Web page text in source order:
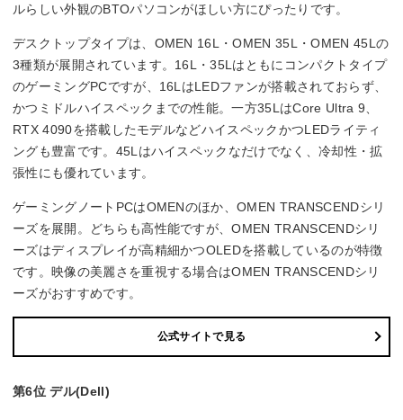
ルらしい外観のBTOパソコンがほしい方にぴったりです。
デスクトップタイプは、OMEN 16L・OMEN 35L・OMEN 45Lの
3種類が展開されています。16L・35Lはともにコンパクトタイプ
のゲーミングPCですが、16LはLEDファンが搭載されておらず、
かつミドルハイスペックまでの性能。一方35LはCore Ultra 9、
RTX 4090を搭載したモデルなどハイスペックかつLEDライティ
ングも豊富です。45Lはハイスペックなだけでなく、冷却性・拡
張性にも優れています。
ゲーミングノートPCはOMENのほか、OMEN TRANSCENDシリ
ーズを展開。どちらも高性能ですが、OMEN TRANSCENDシリ
ーズはディスプレイが高精細かつOLEDを搭載しているのが特徴
です。映像の美麗さを重視する場合はOMEN TRANSCENDシリ
ーズがおすすめです。
公式サイトで見る
第6位 デル(Dell)